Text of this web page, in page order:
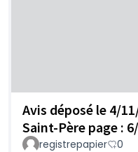
Avis déposé le 4/
Saint-Père page :
registrepapier 0